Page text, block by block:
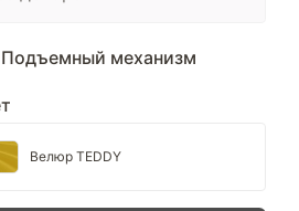
Подъемный механизм
Велюр TEDDY